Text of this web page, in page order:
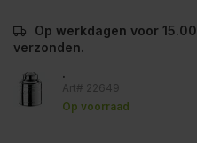
Op werkdagen voor
verzonden.
.
Art# 22649
Op voorraad